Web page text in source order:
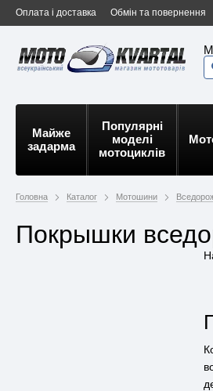
Оплата і доставка Обмін та повернення
Майже
задарма
Популярні
моделі
мотоциклів
Головна Каталог Мотошини
Покрышки